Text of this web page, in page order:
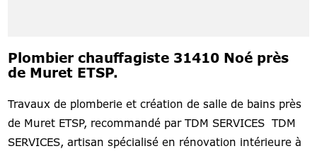
Plombier chauffagiste 31410 Noé près
de Muret ETSP.
Travaux de plomberie et création de salle de bains près
de Muret ETSP, recommandé par TDM SERVICES TDM
SERVICES, artisan spécialisé en rénovation intérieure à